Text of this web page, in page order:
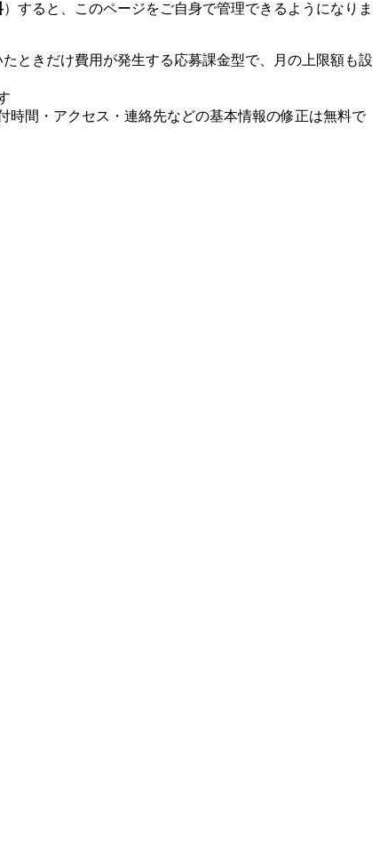
）すると、このページをご自身で管理できるようになりま
ときだけ費用が発生する応募課金型で、月の上限額も設
時間・アクセス・連絡先などの基本情報の修正は無料で